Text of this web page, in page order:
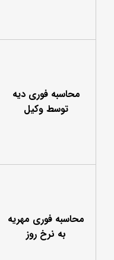
محاسبه فوری دیه
توسط وکیل
محاسبه فوری مهریه
به نرخ روز